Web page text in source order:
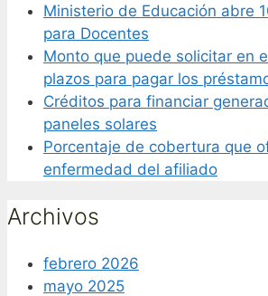
Ministerio de Educación abre
para Docentes
Monto que puede solicitar en
plazos para pagar los
Créditos para financiar
paneles solares
Porcentaje de cobertura que
enfermedad del afiliado
Archivos
febrero 2026
mayo 2025